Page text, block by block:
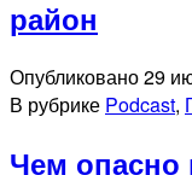
район
Опубликовано29
В рубрике Podcast,
Чем опасно